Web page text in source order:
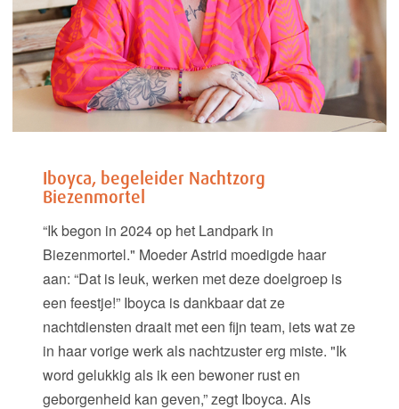
Iboyca, begeleider Nachtzorg
Biezenmortel
“Ik begon in 2024 op het Landpark in
Biezenmortel." Moeder Astrid moedigde haar
aan: “Dat is leuk, werken met deze doelgroep is
een feestje!” Iboyca is dankbaar dat ze
nachtdiensten draait met een fijn team, iets wat ze
in haar vorige werk als nachtzuster erg miste. "Ik
word gelukkig als ik een bewoner rust en
geborgenheid kan geven,” zegt Iboyca. Als